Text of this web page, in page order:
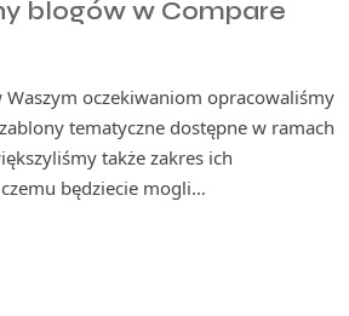
blogów w Compare
Waszym oczekiwaniom opracowaliśmy
tematyczne dostępne w ramach
także zakres ich
będziecie mogli…